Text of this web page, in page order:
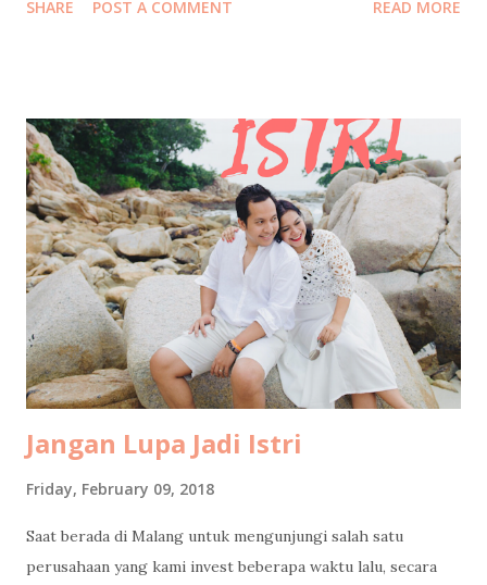
Strategic hunger. Because where else should one welcome
would have been morally wrong. After circling the bazaar in
our best food-hunter mode, we finally docked at a humble
tent stall with carpets spread out for lesehan seating .
Dinner was rawon rice and chicken soto rice , both at the
very comforting price of ten thousand rupiah per portion.
The flavor, however, was elevated by a surprise plot twist:
salted eggs pulled dramatically out of my mom’s bag.
Emotional support telur asin , clearly. We had forgotten to
bring UNO...
SHARE POST A COMMENT READ MORE
Jangan Lupa Jadi Istri
Friday, February 09, 2018
Saat berada di Malang untuk mengunjungi salah satu
perusahaan yang kami invest beberapa waktu lalu, secara